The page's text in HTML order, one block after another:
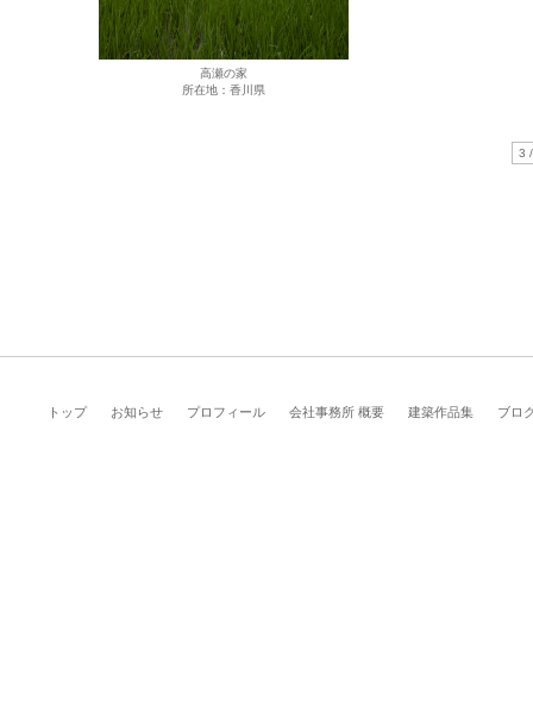
高瀬の家
所在地：香川県
3
トップ お知らせ プロフィール 会社事務所 概要 建築作品集 ブロ